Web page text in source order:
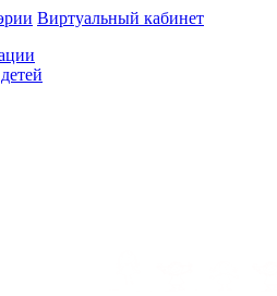
Виртуальный кабинет